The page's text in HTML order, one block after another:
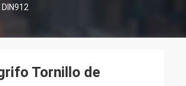
Tornillo de